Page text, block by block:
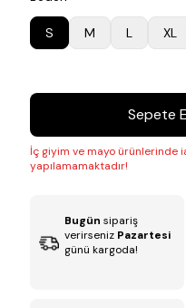
S M L XL
Sepete
İç giyim ve mayo ürünlerinde
yapılamamaktadır!
Bugün sipariş
verirseniz Pazartesi
günü kargoda!